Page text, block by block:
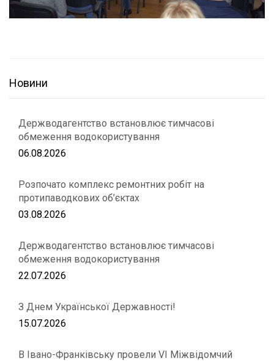
Новини
Держводагентство встановлює тимчасові
обмеження водокористування
06.08.2026
Розпочато комплекс ремонтних робіт на
протипаводкових об’єктах
03.08.2026
Держводагентство встановлює тимчасові
обмеження водокористування
22.07.2026
З Днем Української Державності!
15.07.2026
В Івано-Франківську провели VІ Міжвідомчий